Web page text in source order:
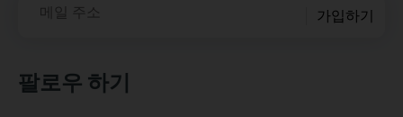
메일 주소 가입하기
팔로우 하기